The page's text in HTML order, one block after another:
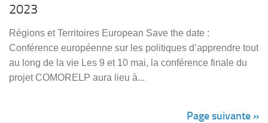
2023
Régions et Territoires European Save the date :
Conférence européenne sur les politiques d’apprendre tout
au long de la vie Les 9 et 10 mai, la conférence finale du
projet COMORELP aura lieu à...
Page suivante »